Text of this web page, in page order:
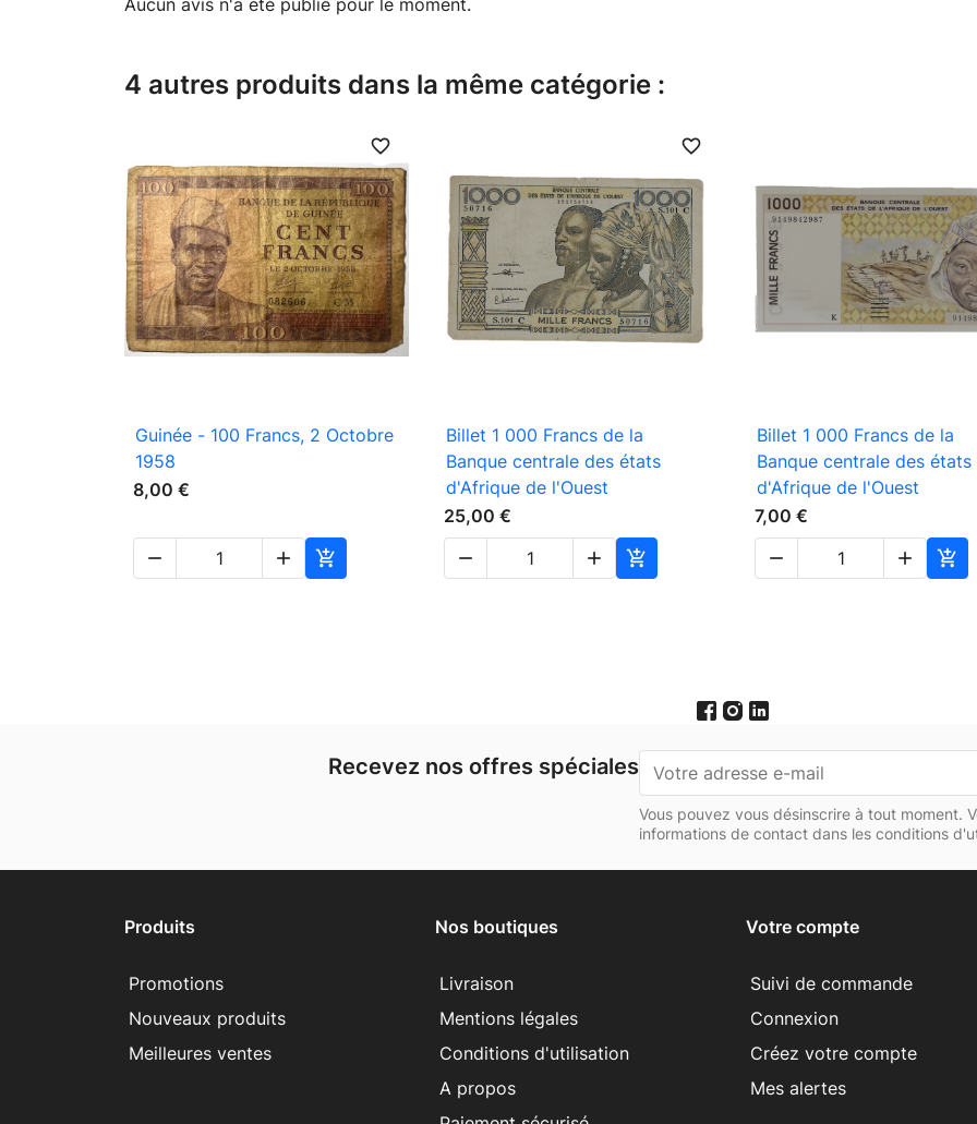
4 autres produits dans la même catégorie :
Aperçu rapide
favorite_border
Guinée - 100 Francs, 2 Octobre
1958
8,00 €
  
Aperçu rapide
favorite_border
Billet 1 000 Francs de la
Banque centrale des états
d'Afrique de l'Ouest
25,00 €

 
Aperçu rapide
Billet 1 000 Francs de la
Banque centrale des états
d'Afrique de l'Ouest
7,00 €

 
Recevez nos offres spéciales
Vous pouvez vous désinscrire à tout moment.
informations de contact dans les conditions
Produits
Promotions
Nouveaux produits
Meilleures ventes
Nos boutiques
Livraison
Mentions légales
Conditions d'utilisation
A propos
Votre compte
Suivi de commande
Connexion
Créez votre compte
Mes alertes